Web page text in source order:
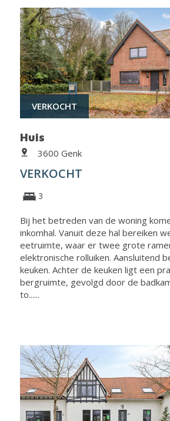
VERKOCHT
Huis
3600 Genk
VERKOCHT
3
Bij het betreden van de woning
inkomhal. Vanuit deze hal bereiken
eetruimte, waar er twee grote
elektronische rolluiken. Aansluitend
keuken. Achter de keuken ligt een
bergruimte, gevolgd door de
to......